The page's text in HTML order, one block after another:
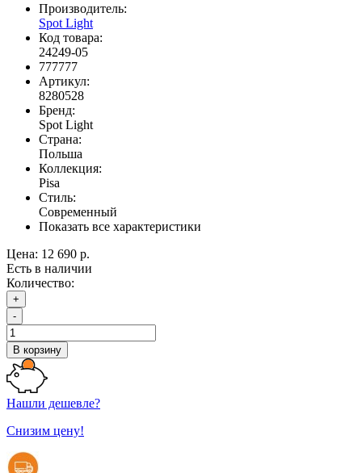
Производитель:
Spot Light
Код товара:
24249-05
777777
Артикул:
8280528
Бренд:
Spot Light
Страна:
Польша
Коллекция:
Pisa
Стиль:
Современный
Показать все характеристики
Цена: 12 690 р.
Есть в наличии
Количество:
+
-
В корзину
Нашли дешевле?
Снизим цену!